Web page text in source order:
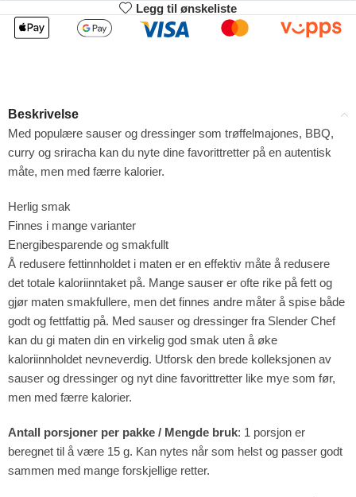
2
76.23
kr
3-4
75.46
4%
Legg til ønskeliste
Beskrivelse
Med populære sauser og dressinger som trøffelmajones, BBQ,
curry og sriracha kan du nyte dine favorittretter på en autentisk
måte, men med færre kalorier.
Herlig smak
Finnes i mange varianter
Energibesparende og smakfullt
Å redusere fettinnholdet i maten er en effektiv måte å redusere
det totale kaloriinntaket på. Mange sauser er ofte rike på fett og
gjør maten smakfullere, men det finnes andre måter å spise både
godt og fettfattig på. Med sauser og dressinger fra Slender Chef
kan du gi maten din en virkelig god smak uten å øke
kaloriinnholdet nevneverdig. Utforsk den brede kolleksjonen av
sauser og dressinger og nyt dine favorittretter like mye som før,
men med færre kalorier.
Antall porsjoner per pakke / Mengde bruk: 1 porsjon er
beregnet til å være 15 g. Kan nytes når som helst og passer godt
sammen med mange forskjellige retter.